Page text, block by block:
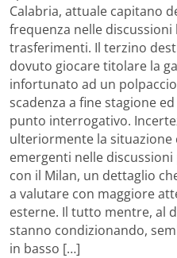
Calabria, attuale capitano
frequenza nelle discussioni
trasferimenti. Il terzino
dovuto giocare titolare la
infortunato ad un
scadenza a fine stagione
punto interrogativo.
ulteriormente la situazione
emergenti nelle
con il Milan, un dettaglio
a valutare con maggiore
esterne. Il tutto mentre, al
stanno condizionando,
in basso […]